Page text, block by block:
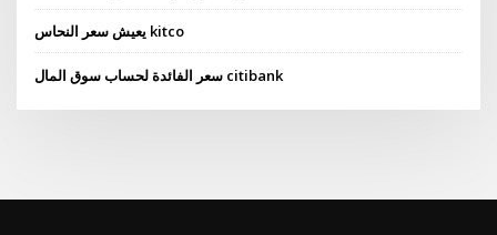
يعيش سعر النحاس kitco
سعر الفائدة لحساب سوق المال citibank